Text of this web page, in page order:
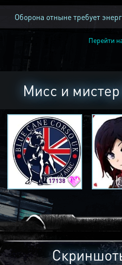
Оборона отныне требует
Перейти
Мисс и
17138